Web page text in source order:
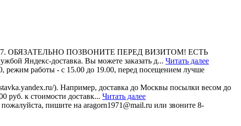
15 до 17. ОБЯЗАТЕЛЬНО ПОЗВОНИТЕ ПЕРЕД ВИЗИТОМ! ЕСТЬ
доставка. Вы можете заказать д... Читать далее
режим работы - с 15.00 до 19.00, перед посещением лучше
). Например, доставка до Москвы посылки весом до
руб. к стоимости доставк... Читать далее
пишите на aragorn1971@mail.ru или звоните 8-